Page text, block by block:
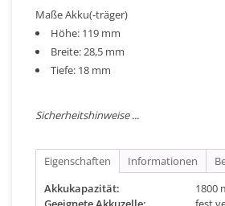
Maße Akku(-träger)
Höhe: 119 mm
Breite: 28,5 mm
Tiefe: 18 mm
Sicherheitshinweise ...
Eigenschaften Informationen
Akkukapazität:
1800